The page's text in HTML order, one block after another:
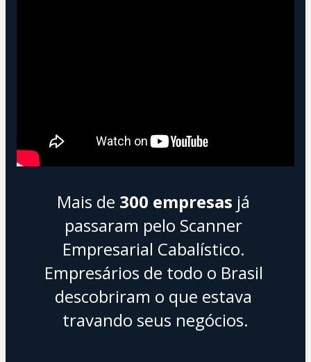
Mais de 300 empresas já
passaram pelo Scanner
Empresarial Cabalístico.
Empresários de todo o Brasil
descobriram o que estava
travando seus negócios.